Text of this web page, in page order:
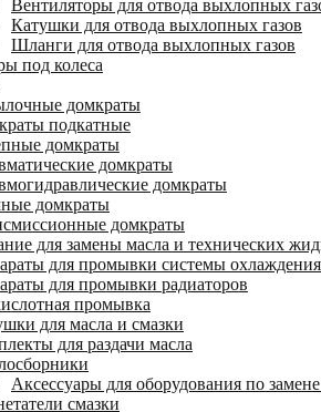
Вентиляторы для отвода выхлопных
Катушки для отвода выхлопных газов
Шланги для отвода выхлопных газов
под колеса
домкраты
подкатные
домкраты
домкраты
домкраты
домкраты
домкраты
для замены масла и технических
для промывки системы охлаждения
для промывки радиаторов
промывка
для масла и смазки
для раздачи масла
Аксессуары для оборудования по
смазки